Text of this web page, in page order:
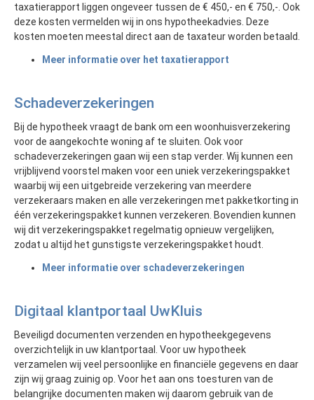
taxatierapport liggen ongeveer tussen de € 450,- en € 750,-. Ook
deze kosten vermelden wij in ons hypotheekadvies. Deze
kosten moeten meestal direct aan de taxateur worden betaald.
Meer informatie over het taxatierapport
Schadeverzekeringen
Bij de hypotheek vraagt de bank om een woonhuisverzekering
voor de aangekochte woning af te sluiten. Ook voor
schadeverzekeringen gaan wij een stap verder. Wij kunnen een
vrijblijvend voorstel maken voor een uniek verzekeringspakket
waarbij wij een uitgebreide verzekering van meerdere
verzekeraars maken en alle verzekeringen met pakketkorting in
één verzekeringspakket kunnen verzekeren. Bovendien kunnen
wij dit verzekeringspakket regelmatig opnieuw vergelijken,
zodat u altijd het gunstigste verzekeringspakket houdt.
Meer informatie over schadeverzekeringen
Digitaal klantportaal UwKluis
Beveiligd documenten verzenden en hypotheekgegevens
overzichtelijk in uw klantportaal. Voor uw hypotheek
verzamelen wij veel persoonlijke en financiële gegevens en daar
zijn wij graag zuinig op. Voor het aan ons toesturen van de
belangrijke documenten maken wij daarom gebruik van de